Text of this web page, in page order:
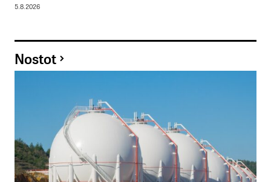
5.8.2026
Nostot